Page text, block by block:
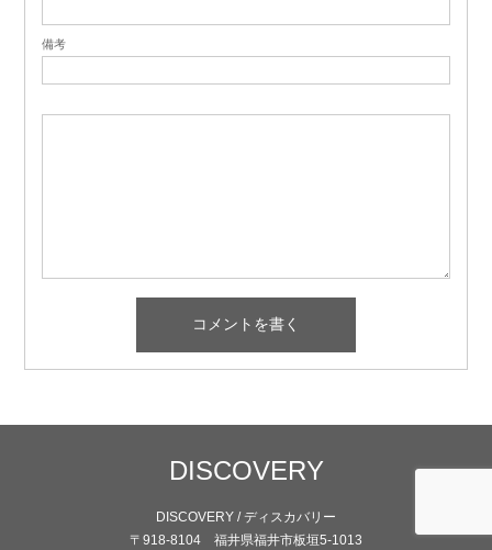
備考
DISCOVERY
DISCOVERY / ディスカバリー
〒918-8104 福井県福井市板垣5-1013